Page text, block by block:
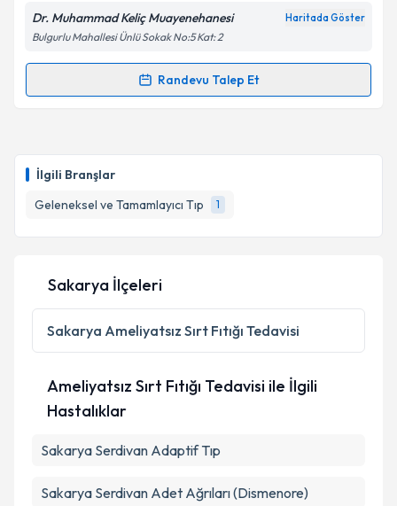
İlgili Branşlar
Geleneksel ve Tamamlayıcı Tıp
1
Kişisel verilerimin işlenmesine ilişkin
Metni'ni okudum ve kişisel verilerimin belirtilen
kapsamda işlenmesini kabul ediyorum.
Dr. Muhammad Keliç Muayenehanesi Haritada Göster
Bulgurlu Mahallesi Ünlü Sokak No:5 Kat: 2
Randevu Talep Et
Randevu Takvimi Talebi
takvim hazırlandığında e-posta ile bilgilendireceğiz.
Kişisel verilerimin işlenmesine ilişkinAydınlatma
Metni
'ni okudum ve kişisel verilerimin belirtilen
kapsamda işlenmesini kabul ediyorum.
Takvim Talebini Gönder
Sakarya İlçeleri
Sakarya Ameliyatsız Sırt Fıtığı Tedavisi
Ameliyatsız Sırt Fıtığı Tedavisi ile İlgili
Hastalıklar
Sakarya Serdivan Adaptif Tıp
Sakarya Serdivan Adet Ağrıları (Dismenore)